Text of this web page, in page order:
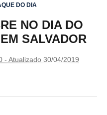
DO DIA
NO DIA DO
SALVADOR
- Atualizado 30/04/2019